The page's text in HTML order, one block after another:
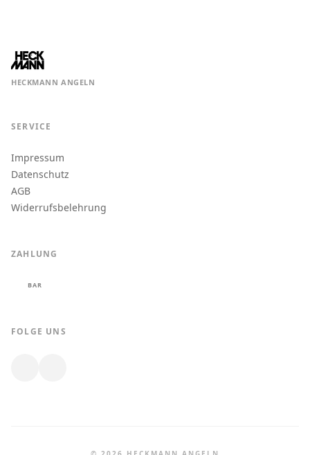
HECKMANN ANGELN
SERVICE
Impressum
Datenschutz
AGB
Widerrufsbelehrung
ZAHLUNG
BAR
FOLGE UNS